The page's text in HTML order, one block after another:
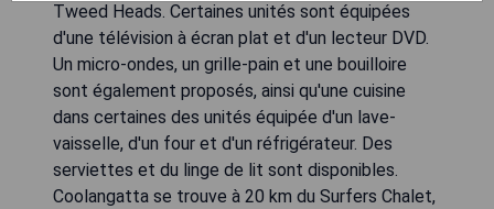
Tweed Heads. Certaines unités sont équipées
d'une télévision à écran plat et d'un lecteur DVD.
Un micro-ondes, un grille-pain et une bouilloire
sont également proposés, ainsi qu'une cuisine
dans certaines des unités équipée d'un lave-
vaisselle, d'un four et d'un réfrigérateur. Des
serviettes et du linge de lit sont disponibles.
Coolangatta se trouve à 20 km du Surfers Chalet,